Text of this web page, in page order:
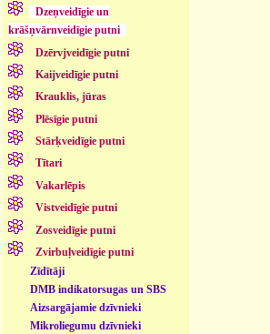
Dzeņveidīgie un
krāšņvārnveidīgie putni
Dzērvjveidīgie putni
Kaijveidīgie putni
Krauklis, jūras
Plēsīgie putni
Stārķveidīgie putni
Tītari
Vakarlēpis
Vistveidīgie putni
Zosveidīgie putni
Zvirbuļveidīgie putni
Zīdītāji
DMB indikatorsugas un SBS
- dzīvnieki
Aizsargājamie dzīvnieki
Mikroliegumu dzīvnieki